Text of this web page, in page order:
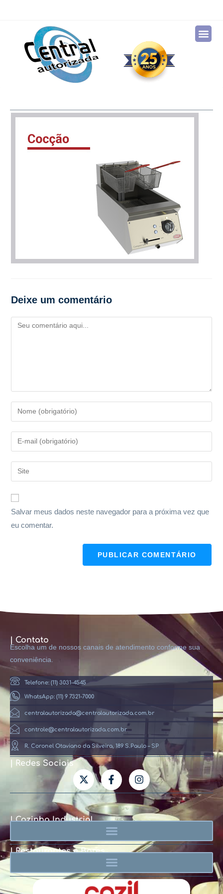
Deixe um comentário
Salvar meus dados neste navegador para a próxima vez que
eu comentar.
| Contato
Escolha um de nossos canais de atendimento conforme sua
conveniência.
Telefone: (11) 3031-4545
WhatsApp: (11) 9 7321-7000
centralautorizada@centralautorizada.com.br
controle@centralautorizada.com.br
R. Coronel Otaviano da Silveira, 189 S.Paulo – SP
| Redes Sociais
| Cozinha Industrial
| Restaurantes e Bares